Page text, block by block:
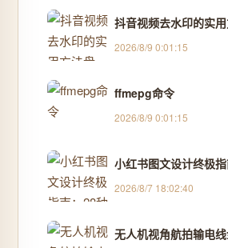
抖音视频去水印的实
2026/8/9 0:01:15
ffmepg命令
2026/8/9 0:01:15
小红书图文设计终极
2026/8/7 18:02:40
无人机视角航拍输电